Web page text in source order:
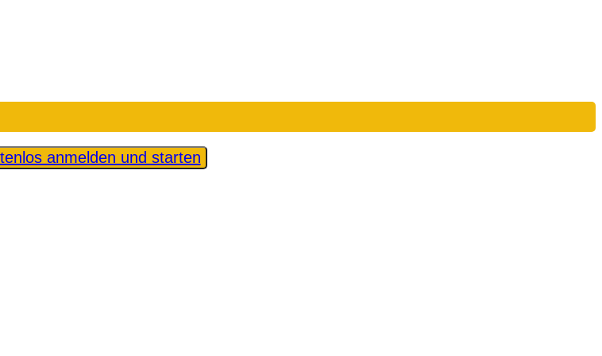
anmelden und starten